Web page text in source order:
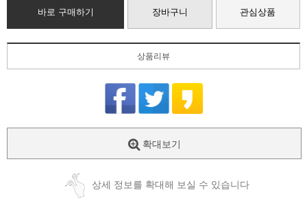
바로 구매하기 장바구니 관심상품
상품리뷰
확대보기
상세 정보를 확대해 보실 수 있습니다